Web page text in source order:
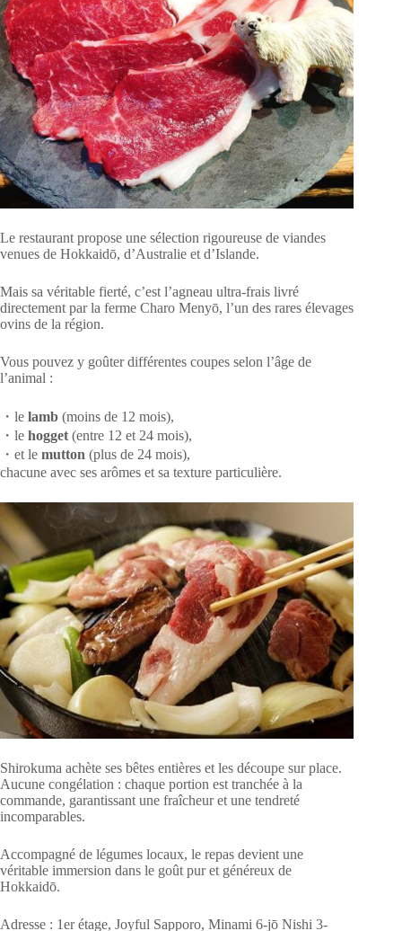
Le restaurant propose une sélection rigoureuse de viandes
venues de Hokkaidō, d’Australie et d’Islande.
Mais sa véritable fierté, c’est l’agneau ultra-frais livré
directement par la ferme Charo Menyō, l’un des rares élevages
ovins de la région.
Vous pouvez y goûter différentes coupes selon l’âge de
l’animal :
・le lamb (moins de 12 mois),
・le hogget (entre 12 et 24 mois),
・et le mutton (plus de 24 mois),
chacune avec ses arômes et sa texture particulière.
Shirokuma achète ses bêtes entières et les découpe sur place.
Aucune congélation : chaque portion est tranchée à la
commande, garantissant une fraîcheur et une tendreté
incomparables.
Accompagné de légumes locaux, le repas devient une
véritable immersion dans le goût pur et généreux de
Hokkaidō.
Adresse : 1er étage, Joyful Sapporo, Minami 6-jō Nishi 3-